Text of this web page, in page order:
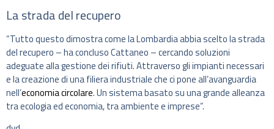
La strada del recupero
“Tutto questo dimostra come la Lombardia abbia scelto la strada
del recupero – ha concluso Cattaneo – cercando soluzioni
adeguate alla gestione dei rifiuti. Attraverso gli impianti necessari
e la creazione di una filiera industriale che ci pone all’avanguardia
nell’economia circolare. Un sistema basato su una grande alleanza
tra ecologia ed economia, tra ambiente e imprese”.